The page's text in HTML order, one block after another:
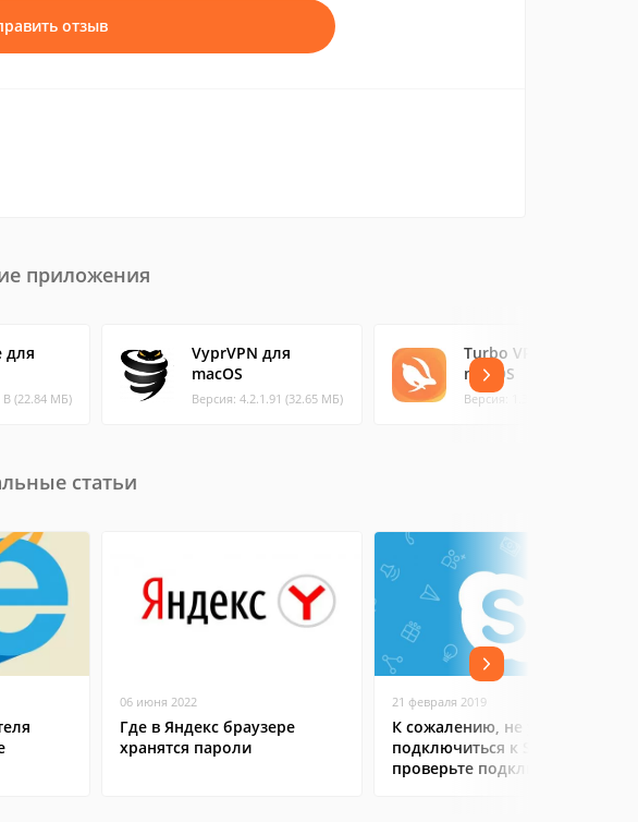
отзыв
приложения
для
B (22.84 МБ)
VyprVPN для
macOS
Версия: 4.2.1.91 (32.65 МБ)
Turbo VPN для
macOS
Версия: 1.3.1
статьи
06 июня 2022
Где в Яндекс браузере
хранятся пароли
21 февраля 2019
К сожалению, не удалось
подключиться к Skype:
проверьте подключение